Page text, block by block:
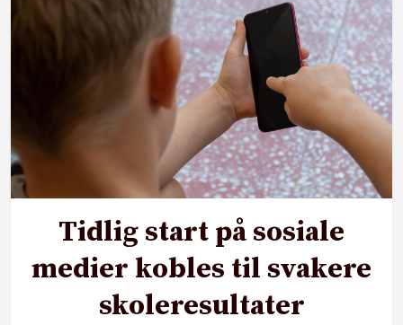
Tidlig start på sosiale
medier kobles til svakere
skoleresultater